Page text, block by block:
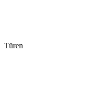
Türen